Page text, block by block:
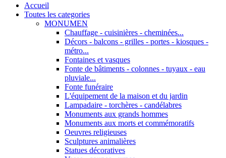
Accueil
Toutes les categories
MONUMEN
Chauffage - cuisinières - cheminées...
Décors - balcons - grilles - portes - kiosques -
métro...
Fontaines et vasques
Fonte de bâtiments - colonnes - tuyaux - eau
pluviale...
Fonte funéraire
L'équipement de la maison et du jardin
Lampadaire - torchères - candélabres
Monuments aux grands hommes
Monuments aux morts et commémoratifs
Oeuvres religieuses
Sculptures animalières
Statues décoratives